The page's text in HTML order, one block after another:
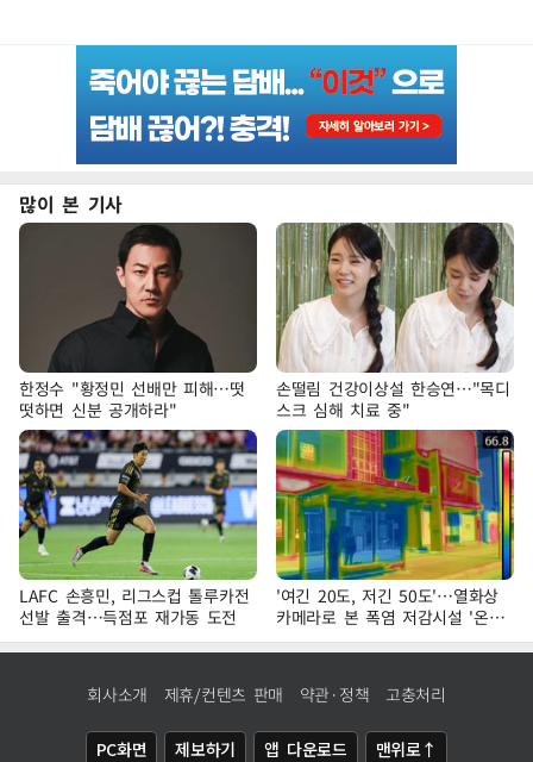
많이 본 기사
한정수 "황정민 선배만 피해…떳
떳하면 신분 공개하라"
손떨림 건강이상설 한승연…"목디
스크 심해 치료 중"
LAFC 손흥민, 리그스컵 톨루카전
선발 출격…득점포 재가동 도전
'여긴 20도, 저긴 50도'…열화상
카메라로 본 폭염 저감시설 '온도
차'
회사소개 제휴/컨텐츠 판매 약관·정책 고충처리
PC화면 제보하기 앱 다운로드 맨위로↑